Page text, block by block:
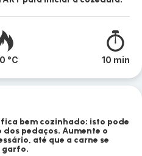
°C 10 min
bem cozinhado; isto pode
pedaços. Aumente o
até que a carne se
garfo.